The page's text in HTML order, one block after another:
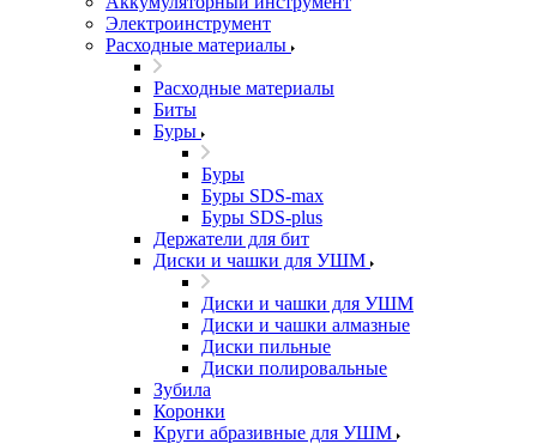
Электроинструмент
Расходные материалы
Расходные материалы
Биты
Буры
Буры
Буры SDS-max
Буры SDS-plus
Держатели для бит
Диски и чашки для УШМ
Диски и чашки для УШМ
Диски и чашки алмазные
Диски пильные
Диски полировальные
Зубила
Коронки
Круги абразивные для УШМ